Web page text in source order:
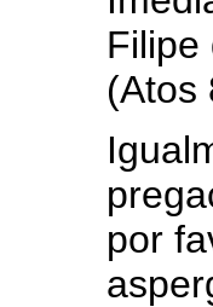
Filipe
(Atos
por